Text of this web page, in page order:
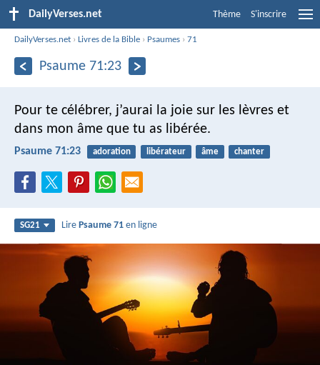
DailyVerses.net Thème S'inscrire
DailyVerses.net ›Livres de la Bible › Psaumes ›71
Psaume 71:23
Pour te célébrer, j’aurai la joie sur les lèvres et
dans mon âme que tu as libérée.
Psaume 71:23 adoration libérateur âme chanter
SG21 LirePsaume 71 en ligne